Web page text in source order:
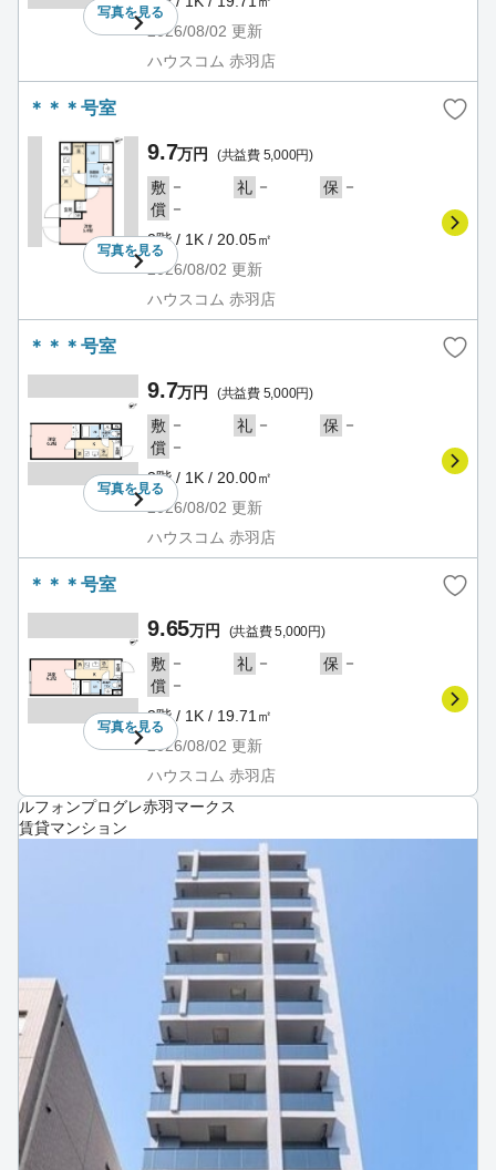
写真を見る
2026/08/02 更新
ハウスコム 赤羽店
＊＊＊号室
写真を見る
9.7万円 (共益費 5,000円)
敷 － 礼 － 保 －
償 －
2階 / 1K / 20.05㎡
2026/08/02 更新
ハウスコム 赤羽店
＊＊＊号室
写真を見る
9.7万円 (共益費 5,000円)
敷 － 礼 － 保 －
償 －
3階 / 1K / 20.00㎡
2026/08/02 更新
ハウスコム 赤羽店
＊＊＊号室
写真を見る
9.65万円 (共益費 5,000円)
敷 － 礼 － 保 －
償 －
3階 / 1K / 19.71㎡
2026/08/02 更新
ハウスコム 赤羽店
ルフォンプログレ赤羽マークス
賃貸マンション